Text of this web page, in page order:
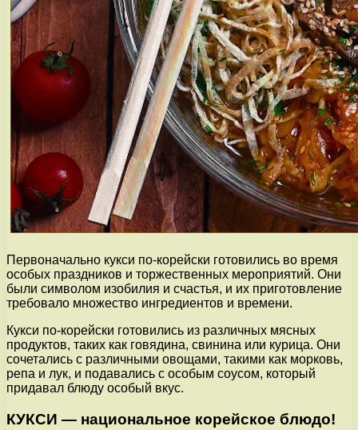
Первоначально кукси по-корейски готовились во время
особых праздников и торжественных мероприятий. Они
были символом изобилия и счастья, и их приготовление
требовало множество ингредиентов и времени.
Кукси по-корейски готовились из различных мясных
продуктов, таких как говядина, свинина или курица. Они
сочетались с различными овощами, такими как морковь,
репа и лук, и подавались с особым соусом, который
придавал блюду особый вкус.
КУКСИ — национальное корейское блюдо!